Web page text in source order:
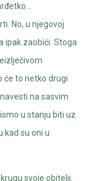
No, u njegovoj
ipak zaobići. Stoga
će to netko drugi
na sasvim
u stanju biti uz
kad su oni u
svoje obitelji.